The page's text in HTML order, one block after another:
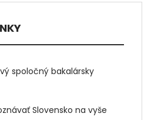
spoločný bakalársky
Slovensko na vyše